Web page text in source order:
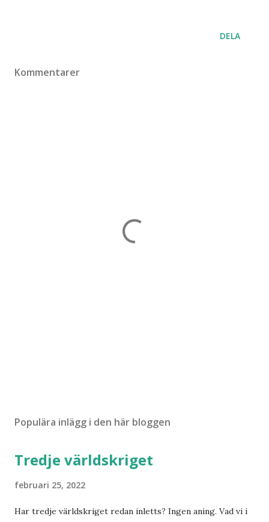
DELA
Kommentarer
Populära inlägg i den här bloggen
Tredje världskriget
februari 25, 2022
Har tredje världskriget redan inletts? Ingen aning. Vad vi i